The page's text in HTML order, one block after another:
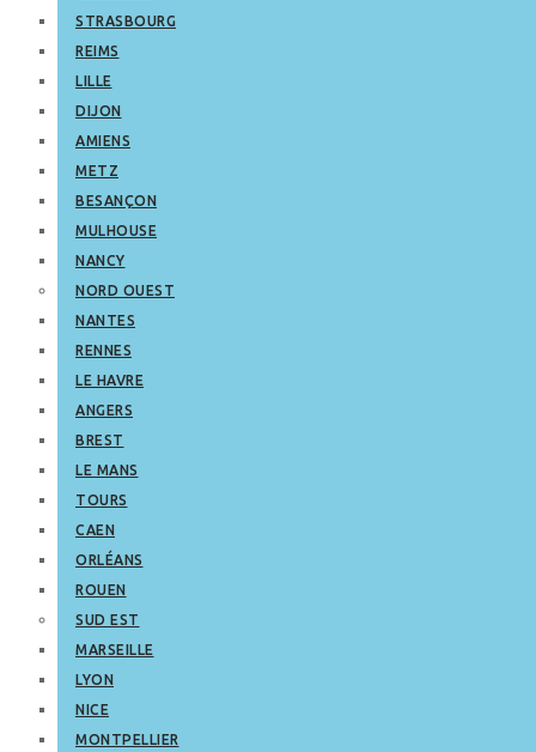
STRASBOURG
REIMS
LILLE
DIJON
AMIENS
METZ
BESANÇON
MULHOUSE
NANCY
NORD OUEST
NANTES
RENNES
LE HAVRE
ANGERS
BREST
LE MANS
TOURS
CAEN
ORLÉANS
ROUEN
SUD EST
MARSEILLE
LYON
NICE
MONTPELLIER